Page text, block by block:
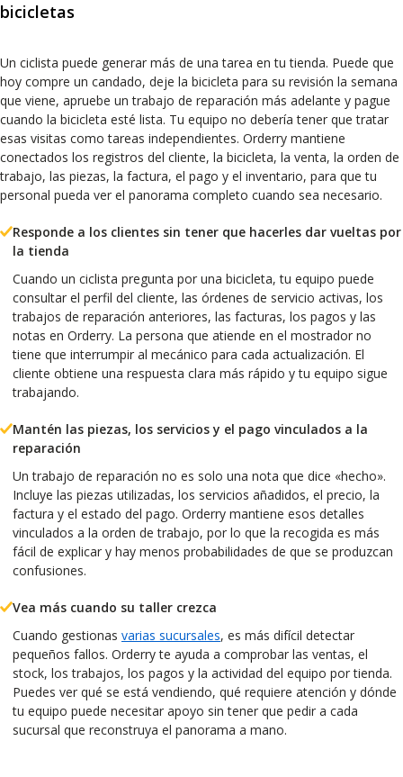
bicicletas
Un ciclista puede generar más de una tarea en tu tienda. Puede que
hoy compre un candado, deje la bicicleta para su revisión la semana
que viene, apruebe un trabajo de reparación más adelante y pague
cuando la bicicleta esté lista. Tu equipo no debería tener que tratar
esas visitas como tareas independientes. Orderry mantiene
conectados los registros del cliente, la bicicleta, la venta, la orden de
trabajo, las piezas, la factura, el pago y el inventario, para que tu
personal pueda ver el panorama completo cuando sea necesario.
Responde a los clientes sin tener que hacerles dar vueltas por
la tienda
Cuando un ciclista pregunta por una bicicleta, tu equipo puede
consultar el perfil del cliente, las órdenes de servicio activas, los
trabajos de reparación anteriores, las facturas, los pagos y las
notas en Orderry. La persona que atiende en el mostrador no
tiene que interrumpir al mecánico para cada actualización. El
cliente obtiene una respuesta clara más rápido y tu equipo sigue
trabajando.
Mantén las piezas, los servicios y el pago vinculados a la
reparación
Un trabajo de reparación no es solo una nota que dice «hecho».
Incluye las piezas utilizadas, los servicios añadidos, el precio, la
factura y el estado del pago. Orderry mantiene esos detalles
vinculados a la orden de trabajo, por lo que la recogida es más
fácil de explicar y hay menos probabilidades de que se produzcan
confusiones.
Vea más cuando su taller crezca
Cuando gestionas varias sucursales, es más difícil detectar
pequeños fallos. Orderry te ayuda a comprobar las ventas, el
stock, los trabajos, los pagos y la actividad del equipo por tienda.
Puedes ver qué se está vendiendo, qué requiere atención y dónde
tu equipo puede necesitar apoyo sin tener que pedir a cada
sucursal que reconstruya el panorama a mano.